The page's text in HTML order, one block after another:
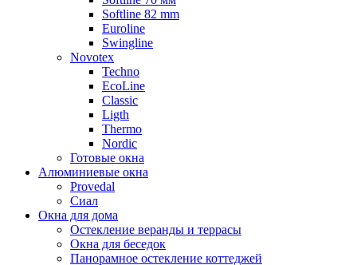
Softline 82 mm
Euroline
Swingline
Novotex
Techno
EcoLine
Classic
Ligth
Thermo
Nordic
Готовые окна
Алюминиевые окна
Provedal
Сиал
Окна для дома
Остекление веранды и террасы
Окна для беседок
Панорамное остекление коттеджей